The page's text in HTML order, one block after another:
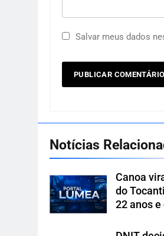
Salvar meus dados
Notícias
Canoa
do
22 anos